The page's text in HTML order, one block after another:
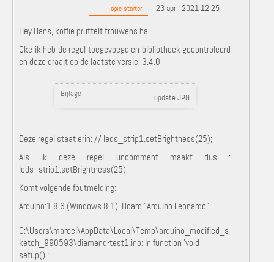
Topic starter 23 april 2021 12:25
Hey Hans, koffie pruttelt trouwens ha.
Oke ik heb de regel toegevoegd en bibliotheek gecontroleerd
en deze draait op de laatste versie, 3.4.0
Bijlage : update.JPG
Deze regel staat erin: // leds_strip1.setBrightness(25);
Als ik deze regel uncomment maakt dus :
leds_strip1.setBrightness(25);
Komt volgende foutmelding:
Arduino:1.8.6 (Windows 8.1), Board:"Arduino Leonardo"
C:\Users\marcel\AppData\Local\Temp\arduino_modified_s
ketch_990593\diamand-test1.ino: In function 'void
setup()':